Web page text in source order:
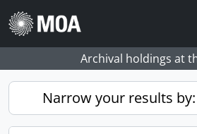
Skip to main content
Archival holdings at
Narrow your results by: